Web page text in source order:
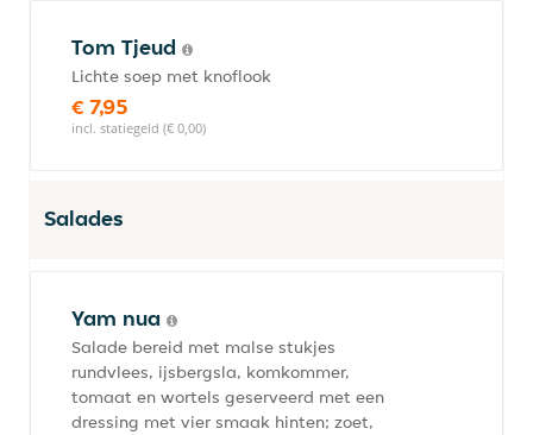
Tom Tjeud
Lichte soep met knoflook
€ 7,95
incl. statiegeld (€ 0,00)
Salades
Yam nua
Salade bereid met malse stukjes
rundvlees, ijsbergsla, komkommer,
tomaat en wortels geserveerd met een
dressing met vier smaak hinten; zoet,